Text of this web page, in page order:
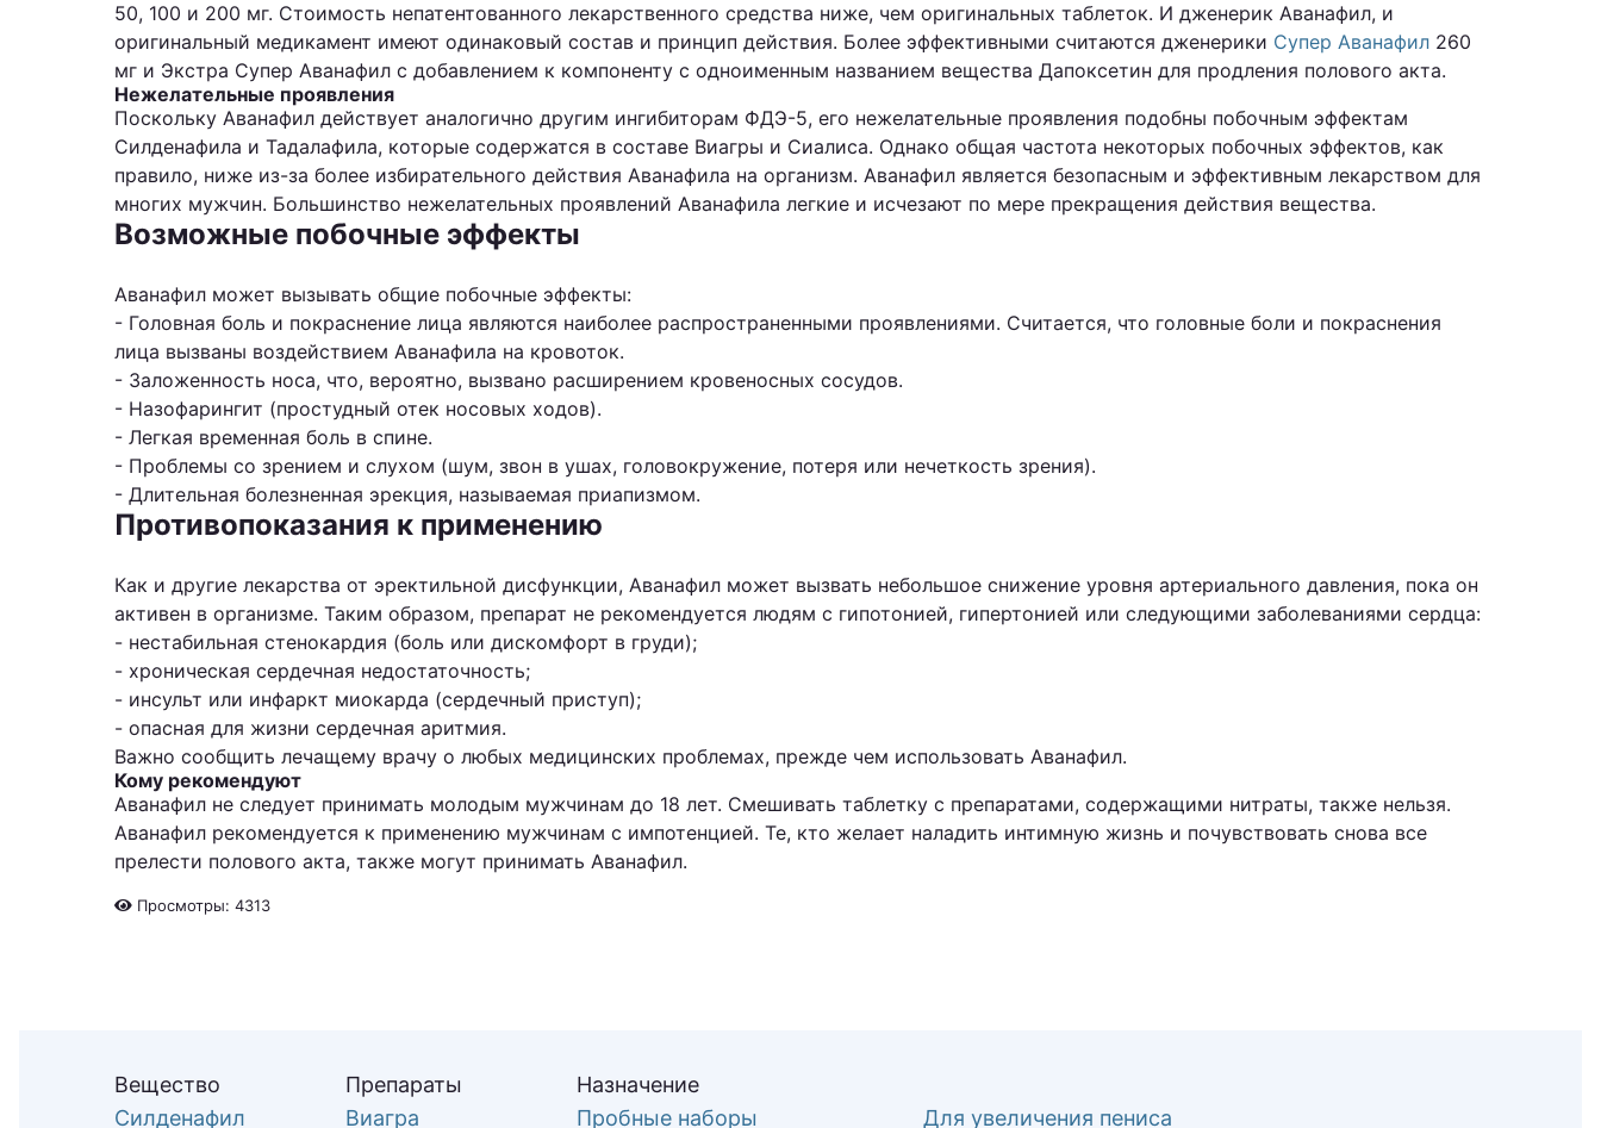
50, 100 и 200 мг. Стоимость непатентованного лекарственного средства ниже, чем оригинальных таблеток. И дженерик Аванафил, и
оригинальный медикамент имеют одинаковый состав и принцип действия. Более эффективными считаются дженерики Супер Аванафил 260
мг и Экстра Супер Аванафил с добавлением к компоненту с одноименным названием вещества Дапоксетин для продления полового акта.
Нежелательные проявления
Поскольку Аванафил действует аналогично другим ингибиторам ФДЭ-5, его нежелательные проявления подобны побочным эффектам
Силденафила и Тадалафила, которые содержатся в составе Виагры и Сиалиса. Однако общая частота некоторых побочных эффектов, как
правило, ниже из-за более избирательного действия Аванафила на организм. Аванафил является безопасным и эффективным лекарством для
многих мужчин. Большинство нежелательных проявлений Аванафила легкие и исчезают по мере прекращения действия вещества.
Возможные побочные эффекты
Аванафил может вызывать общие побочные эффекты:
- Головная боль и покраснение лица являются наиболее распространенными проявлениями. Считается, что головные боли и покраснения
лица вызваны воздействием Аванафила на кровоток.
- Заложенность носа, что, вероятно, вызвано расширением кровеносных сосудов.
- Назофарингит (простудный отек носовых ходов).
- Легкая временная боль в спине.
- Проблемы со зрением и слухом (шум, звон в ушах, головокружение, потеря или нечеткость зрения).
- Длительная болезненная эрекция, называемая приапизмом.
Противопоказания к применению
Как и другие лекарства от эректильной дисфункции, Аванафил может вызвать небольшое снижение уровня артериального давления, пока он
активен в организме. Таким образом, препарат не рекомендуется людям с гипотонией, гипертонией или следующими заболеваниями сердца:
- нестабильная стенокардия (боль или дискомфорт в груди);
- хроническая сердечная недостаточность;
- инсульт или инфаркт миокарда (сердечный приступ);
- опасная для жизни сердечная аритмия.
Важно сообщить лечащему врачу о любых медицинских проблемах, прежде чем использовать Аванафил.
Кому рекомендуют
Аванафил не следует принимать молодым мужчинам до 18 лет. Смешивать таблетку с препаратами, содержащими нитраты, также нельзя.
Аванафил рекомендуется к применению мужчинам с импотенцией. Те, кто желает наладить интимную жизнь и почувствовать снова все
прелести полового акта, также могут принимать Аванафил.
Просмотры: 4313
Вещество
Силденафил
Препараты
Виагра
Назначение
Пробные наборы
Для увеличения пениса